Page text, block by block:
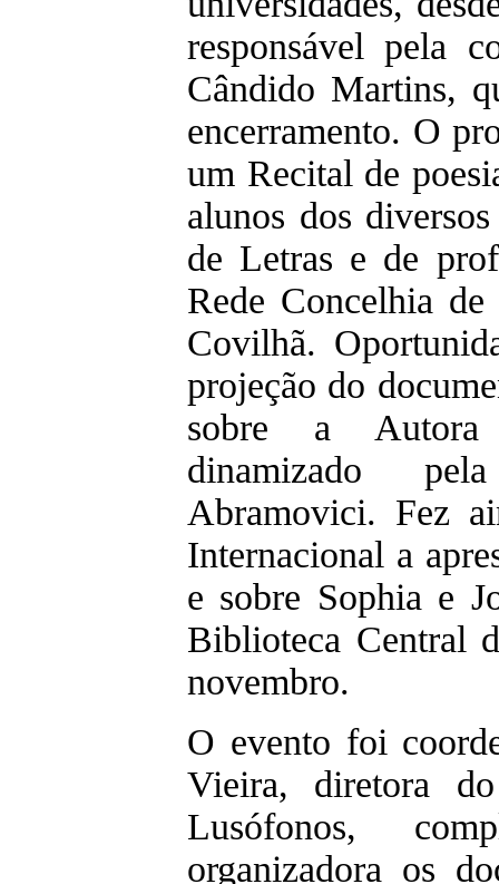
responsável pela
Cândido Martins,
encerramento. O
um Recital de
alunos dos
de Letras e de
Rede Concelhia
Covilhã.
projeção do
sobre a Autora
dinamizado
Abramovici. Fez
Internacional a
e sobre Sophia e
Biblioteca Central
novembro.
O evento foi
Vieira, diretora
Lusófonos,
organizadora os